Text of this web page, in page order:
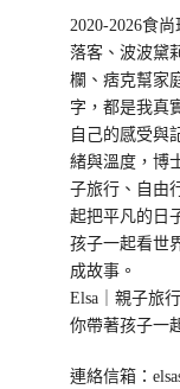
2020-2026食
落客、波波黛
欄、痞克幫家
字，都是我真
自己的感受與
緒與溫度，博
子旅行、自由
起把平凡的日
孩子一起看世
成故事。
Elsa｜親子旅
你帶著孩子一
連絡信箱：